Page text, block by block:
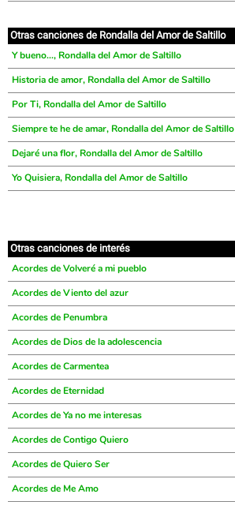
Otras canciones de Rondalla del Amor de Saltillo
Y bueno..., Rondalla del Amor de Saltillo
Historia de amor, Rondalla del Amor de Saltillo
Por Ti, Rondalla del Amor de Saltillo
Siempre te he de amar, Rondalla del Amor de Saltillo
Dejaré una flor, Rondalla del Amor de Saltillo
Yo Quisiera, Rondalla del Amor de Saltillo
Otras canciones de interés
Acordes de Volveré a mi pueblo
Acordes de Viento del azur
Acordes de Penumbra
Acordes de Dios de la adolescencia
Acordes de Carmentea
Acordes de Eternidad
Acordes de Ya no me interesas
Acordes de Contigo Quiero
Acordes de Quiero Ser
Acordes de Me Amo